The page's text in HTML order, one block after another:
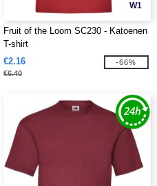
W1
Fruit of the Loom SC230 - Katoenen
T-shirt
€2.16
€6.40
-66%